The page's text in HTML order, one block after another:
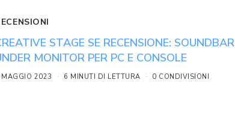
STAGE SE RECENSIONE: SOUNDBAR
MONITOR PER PC E CONSOLE
2023 6 MINUTI DI LETTURA 0 CONDIVISIONI